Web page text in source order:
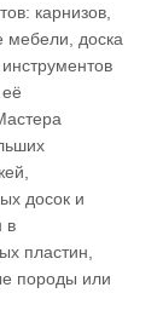
карнизов,
мебели, доска
досок и
в
пластин,
породы или